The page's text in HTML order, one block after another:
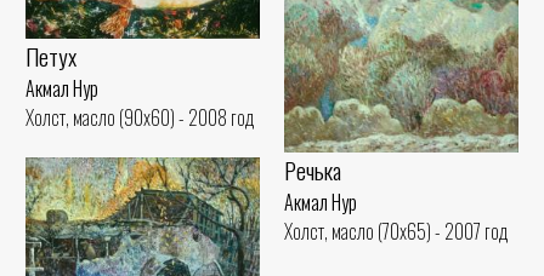
Петух
Акмал Нур
Холст, масло (90x60) - 2008 год
Речька
Акмал Нур
Холст, масло (70x65) - 2007 год